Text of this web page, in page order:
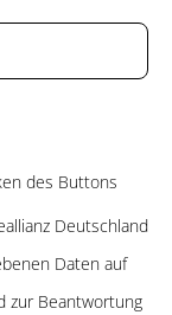
des Buttons
Deutschland
Daten auf
zur Beantwortung